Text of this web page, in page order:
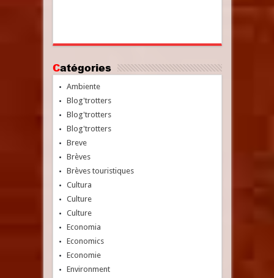
Catégories
Ambiente
Blog'trotters
Blog'trotters
Blog'trotters
Breve
Brèves
Brèves touristiques
Cultura
Culture
Culture
Economia
Economics
Economie
Environment